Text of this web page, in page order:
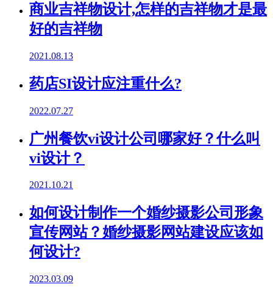
商业吉祥物设计,怎样的吉祥物才是最
好的吉祥物
2021.08.13
药店SI设计应注重什么?
2022.07.27
广州餐饮vi设计公司哪家好？什么叫
vi设计？
2021.10.21
如何设计制作一个婚纱摄影公司形象
宣传网站？婚纱摄影网站建设应该如
何设计?
2023.03.09